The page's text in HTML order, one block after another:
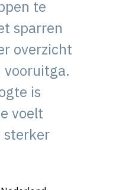
te
sparren
overzicht
is
voelt
sterker